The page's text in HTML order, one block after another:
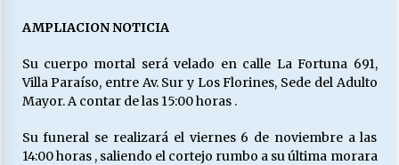
AMPLIACION NOTICIA
Su cuerpo mortal será velado en calle La Fortuna 691,
Villa Paraíso, entre Av. Sur y Los Florines, Sede del Adulto
Mayor. A contar de las 15:00 horas .
Su funeral se realizará el viernes 6 de noviembre a las
14:00 horas , saliendo el cortejo rumbo a su última morara